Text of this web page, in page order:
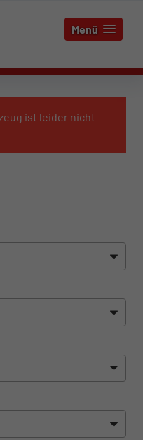
Menü
ist leider nicht